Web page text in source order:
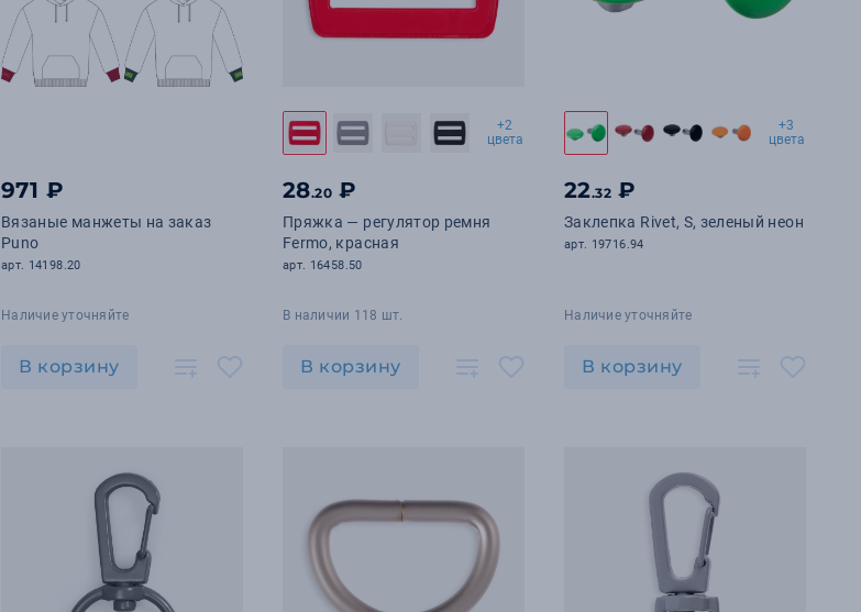
971 ₽
Вязаные манжеты на заказ
Puno
арт. 14198.20
Наличие уточняйте
В корзину
+2
цвета
28.20 ₽
Пряжка — регулятор ремня
Fermo, красная
арт. 16458.50
В наличии 118 шт.
В корзину
+3
цвета
22.32 ₽
Заклепка Rivet, S, зеленый неон
арт. 19716.94
Наличие уточняйте
В корзину